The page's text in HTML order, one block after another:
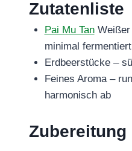
Zutatenliste
Pai Mu TanWeißer
minimal fermentiert
Erdbeerstücke –
Feines Aroma –
harmonisch ab
Zubereitung